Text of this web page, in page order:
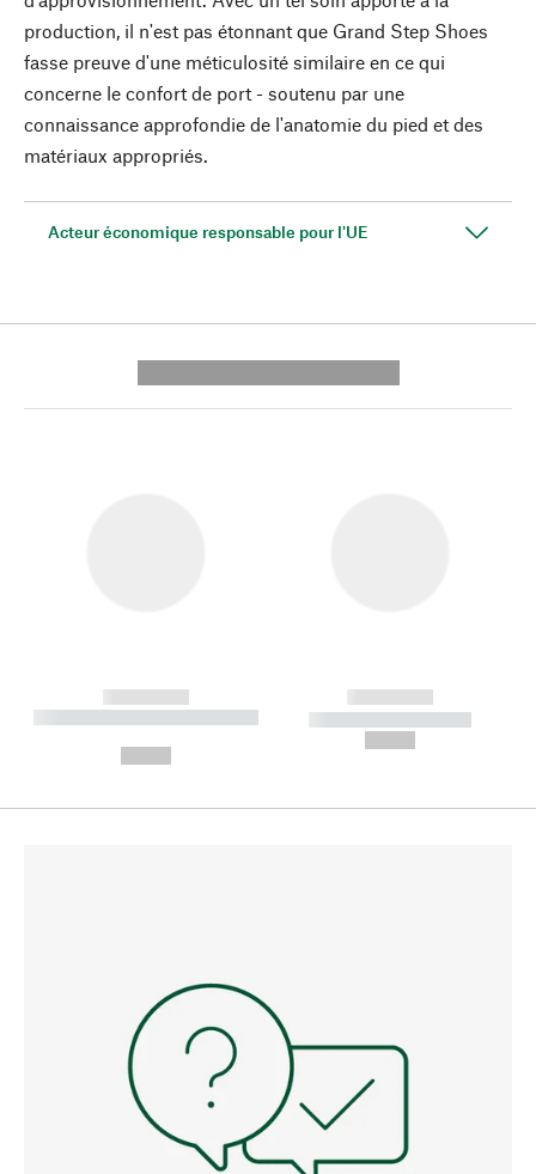
production, il n'est pas étonnant que Grand Step Shoes
fasse preuve d'une méticulosité similaire en ce qui
concerne le confort de port - soutenu par une
connaissance approfondie de l'anatomie du pied et des
matériaux appropriés.
Acteur économique responsable pour l'UE
------------
----------- ----------- --------
------------
----------- -----------